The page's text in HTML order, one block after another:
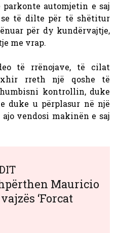
automjetin e saj
të dilte për të shëtitur
për dy kundërvajtje,
me vrap.
të rrënojave, të cilat
rreth një qoshe të
kontrollin, duke
duke u përplasur në një
vendosi makinën e saj
Mauricio
‘Forcat